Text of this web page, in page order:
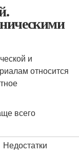
и
относится
всего
Недостатки